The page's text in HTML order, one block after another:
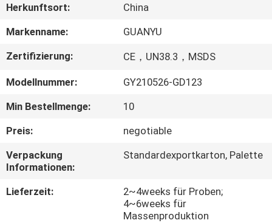
UNS
AUSFLUG
QUALITÄTSKONTROLLE
SIE
MIT
Herkunftsort:
China
Markenname:
GUANYU
Zertifizierung:
CE，UN38.3，MSDS
Modellnummer:
GY210526-GD123
Min Bestellmenge:
10
Preis:
negotiable
Verpackung
Informationen:
Standardexportkarton, Palette
Lieferzeit:
2~4weeks für Proben;
4~6weeks für
Massenproduktion